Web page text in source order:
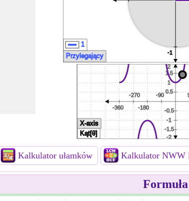
Kalkulator ułamków Kalkulator NWW
Formuła